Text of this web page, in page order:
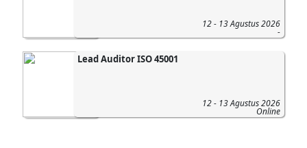
12 - 13 Agustus 2026
-
Lead Auditor ISO 45001
12 - 13 Agustus 2026
Online